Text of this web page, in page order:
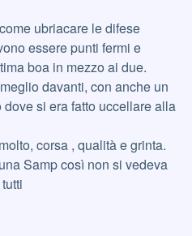
ubriacare le difese
essere punti fermi e
boa in mezzo ai due.
davanti, con anche un
si era fatto uccellare alla
corsa , qualità e grinta.
Samp così non si vedeva